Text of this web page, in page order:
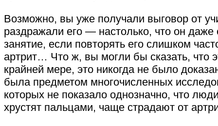
Возможно, вы уже получали выговор от
раздражали его — настолько, что он даже
занятие, если повторять его слишком
артрит… Что ж, вы могли бы сказать, что
крайней мере, это никогда не было
была предметом многочисленных
которых не показало однозначно, что
хрустят пальцами, чаще страдают от